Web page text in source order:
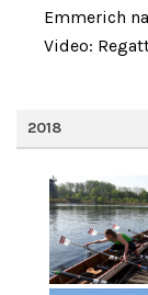
Emmerich
Video:
2018